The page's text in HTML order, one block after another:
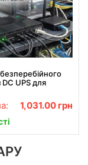
UPS для
UPS з USB та
1,031.00 грн